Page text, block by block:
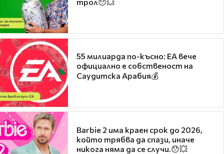
55 милиарда по-късно: EA вече
официално е собственост на
Саудитска Арабия💰
Barbie 2 има краен срок до 2026,
който трябва да спази, иначе
никога няма да се случи.😯💥